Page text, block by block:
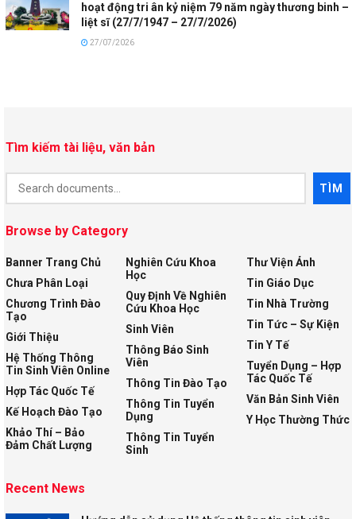
hoạt động tri ân kỷ niệm 79 năm ngày thương binh –
liệt sĩ (27/7/1947 – 27/7/2026)
27/07/2026
Tìm kiếm tài liệu, văn bản
TÌM
Browse by Category
Banner Trang Chủ
Chưa Phân Loại
Chương Trình Đào
Tạo
Giới Thiệu
Hệ Thống Thông
Tin Sinh Viên Online
Hợp Tác Quốc Tế
Kế Hoạch Đào Tạo
Khảo Thí – Bảo
Đảm Chất Lượng
Nghiên Cứu Khoa
Học
Quy Định Về Nghiên
Cứu Khoa Học
Sinh Viên
Thông Báo Sinh
Viên
Thông Tin Đào Tạo
Thông Tin Tuyển
Dụng
Thông Tin Tuyển
Sinh
Thư Viện Ảnh
Tin Giáo Dục
Tin Nhà Trường
Tin Tức – Sự Kiện
Tin Y Tế
Tuyển Dụng – Hợp
Tác Quốc Tế
Văn Bản Sinh Viên
Y Học Thường Thức
Recent News